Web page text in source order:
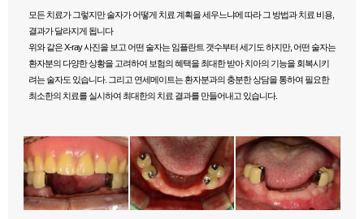
모든 치료가 그렇지만 술자가 어떻게 치료 계획을 세우느냐에 따라 그 방법과 치료 비용,
결과가 달라지게 됩니다
위와 같은 X-ray 사진을 보고 어떤 술자는 임플란트 갯수부터 세기도 하지만, 어떤 술자는
환자분의 다양한 상황을 고려하여 보험의 혜택을 최대한 받아 치아의 기능을 회복시키
려는 술자도 있습니다. 그리고 연세메이트는 환자분과의 충분한 상담을 통하여 필요한
최소한의 치료를 실시하여 최대한의 치료 결과를 만들어내고 있습니다.